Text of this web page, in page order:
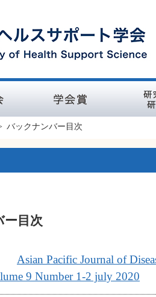
学会賞
バックナンバー目次
目次
Asian Pacific Journal of
9 Number 1-2 july 2020